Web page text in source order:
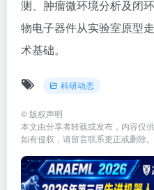
测、肿瘤微环境分析及闭
物电子器件从实验室原型
术基础。
科研动态
© 版权声明
本文由分享者转载或发布，内容仅
如有侵权，请留言联系更正或删除。